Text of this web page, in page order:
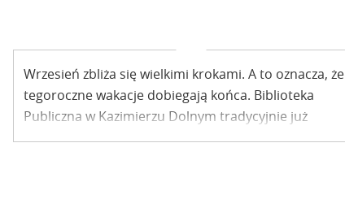
Wrzesień zbliża się wielkimi krokami. A to oznacza, że
tegoroczne wakacje dobiegają końca. Biblioteka
Publiczna w Kazimierzu Dolnym tradycyjnie już
zaprasza wszystkie dzieci na festyn – tym razem pod